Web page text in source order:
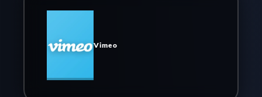
Vimeo